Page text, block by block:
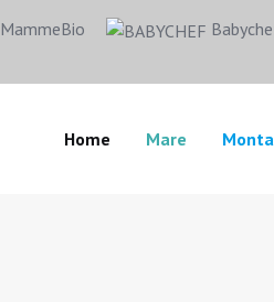
MammeBio
Home Mare